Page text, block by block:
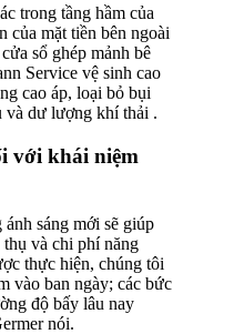
trong tầng hầm của
của mặt tiền bên ngoài
sổ ghép mảnh bê
Service vệ sinh cao
cao áp, loại bỏ bụi
và dư lượng khí thải .
với khái niệm
sáng mới sẽ giúp
thụ và chi phí năng
thực hiện, chúng tôi
vào ban ngày; các bức
độ bấy lâu nay
nói.